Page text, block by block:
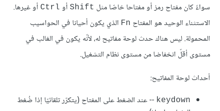
سواءً كان مفتاح رمز أو مفتاحا خاصّا مثل Shift أو Ctrl أو غيرها.
الاستثناء الوحيد هو المفتاح Fn الذي يكون أحيانا في الحواسيب
المحمولة. ليس هناك حدث لوحة مفاتيح له، لأنّه يكون في الغالب في
مستوى أقلّ انخفاضا من مستوى نظام التشغيل.
أحداث لوحة المفاتيح:
keydown -- عند الضغط على المفتاح (يتكرّر تلقائيّا إذا ضُغط